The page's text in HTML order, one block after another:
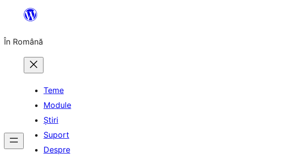
conținut
În Română
Teme
Module
Știri
Suport
Despre